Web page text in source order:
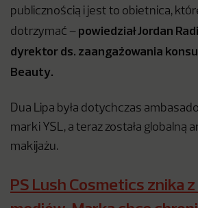
publicznością i jest to obietnica,
dotrzymać – powiedział Jordan
dyrektor ds. zaangażowania
Beauty.
Dua Lipa była dotychczas
marki YSL, a teraz została globalną
makijażu.
PS Lush Cosmetics znika